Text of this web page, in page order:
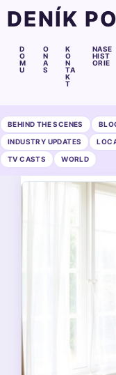
DENÍK
D
O
M
U
O
N
A
S
K
O
N
TA
K
T
NASE
HIST
ORIE
BEHIND THE SCENES
INDUSTRY UPDATES
TV CASTS WORLD